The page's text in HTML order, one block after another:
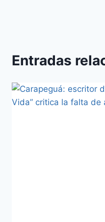
Entradas